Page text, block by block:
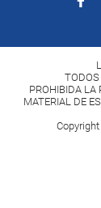
PROHIBIDA LA
MATERIAL DE